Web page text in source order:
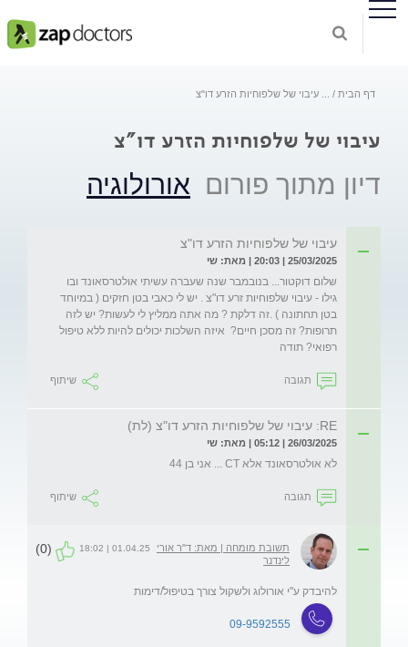
דף הבית עיבוי של שלפוחיות הזרע דו"צ
עיבוי של שלפוחיות הזרע דו"צ
דיון מתוך פורום אורולוגיה
עיבוי של שלפוחיות הזרע דו"צ
25/03/2025 | 20:03 | מאת: שי
שלום דוקטור... בנובמבר שנה שעברה עשיתי אולטרסאונד ובו
גילו - עיבוי שלפוחיות זרע דו"צ . יש לי כאבי בטן חזקים ( במיוחד
בטן תחתונה ) .זה דלקת ? מה אתה ממליץ לי לעשות? יש לזה
תרופות? זה מסכן חיים?  איזה השלכות יכולים להיות ללא טיפול
רפואי? תודה
תגובה שיתוף
RE: עיבוי של שלפוחיות הזרע דו"צ (לת)
26/03/2025 | 05:12 | מאת: שי
לא אולטרסאונד אלא CT ... אני בן 44
תגובה שיתוף
תשובת מומחה | מאת: ד"ר אורי
לינדנר
01.04.25 | 18:02
(0)
להיבדק ע"י אורולוג ולשקול צורך בטיפול/דימות
09-9592555